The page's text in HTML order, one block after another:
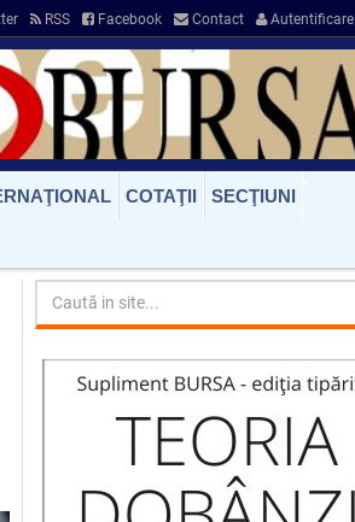
RSS Facebook Contact Autentificare
COTAŢII SECŢIUNI